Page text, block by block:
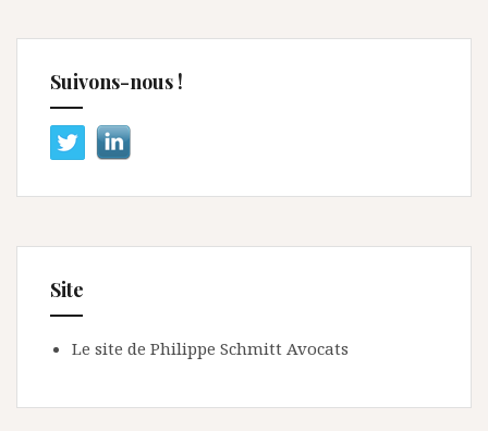
Suivons-nous !
Site
Le site de Philippe Schmitt Avocats